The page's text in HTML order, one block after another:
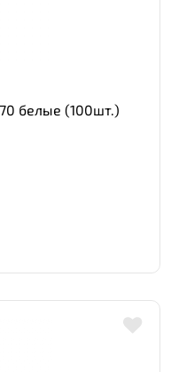
белые (100шт.)